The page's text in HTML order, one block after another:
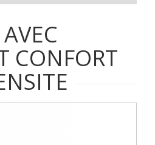
CONFORT